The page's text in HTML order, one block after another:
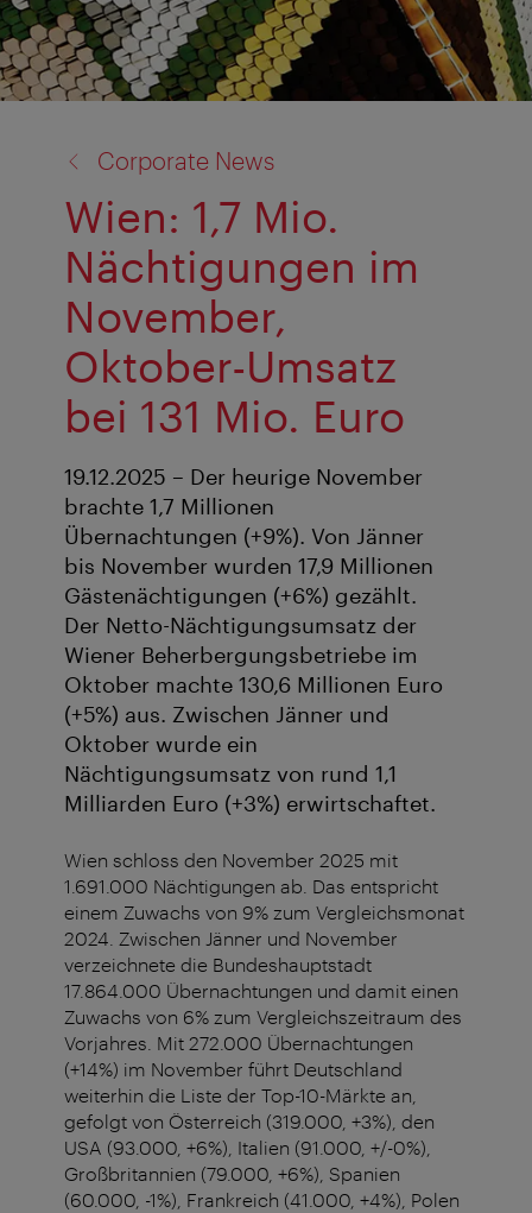
Corporate News
Wien: 1,7 Mio.
Nächtigungen im
November,
Oktober-Umsatz
bei 131 Mio. Euro
19.12.2025 – Der heurige November
brachte 1,7 Millionen
Übernachtungen (+9%). Von Jänner
bis November wurden 17,9 Millionen
Gästenächtigungen (+6%) gezählt.
Der Netto-Nächtigungsumsatz der
Wiener Beherbergungsbetriebe im
Oktober machte 130,6 Millionen Euro
(+5%) aus. Zwischen Jänner und
Oktober wurde ein
Nächtigungsumsatz von rund 1,1
Milliarden Euro (+3%) erwirtschaftet.
Wien schloss den November 2025 mit
1.691.000 Nächtigungen ab. Das entspricht
einem Zuwachs von 9% zum Vergleichsmonat
2024. Zwischen Jänner und November
verzeichnete die Bundeshauptstadt
17.864.000 Übernachtungen und damit einen
Zuwachs von 6% zum Vergleichszeitraum des
Vorjahres. Mit 272.000 Übernachtungen
(+14%) im November führt Deutschland
weiterhin die Liste der Top-10-Märkte an,
gefolgt von Österreich (319.000, +3%), den
USA (93.000, +6%), Italien (91.000, +/-0%),
Großbritannien (79.000, +6%), Spanien
(60.000, -1%), Frankreich (41.000, +4%), Polen